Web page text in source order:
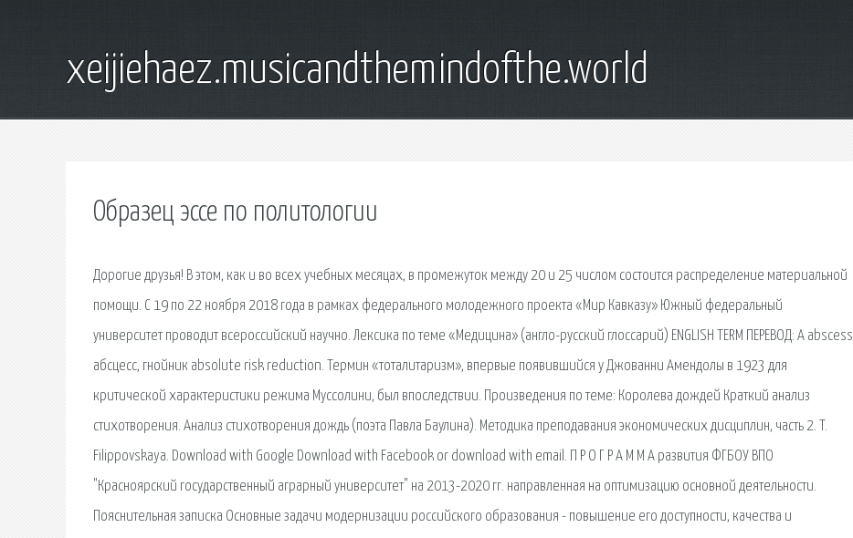
xeijiehaez.musicandthemindofthe.world
Образец эссе по политологии
Дорогие друзья! В этом, как и во всех учебных месяцах, в промежуток между 20 и 25 числом состоится распределение материальной
помощи. С 19 по 22 ноября 2018 года в рамках федерального молодежного проекта «Мир Кавказу» Южный федеральный
университет проводит всероссийский научно. Лексика по теме «Медицина» (англо-русский глоссарий) ENGLISH TERM ПЕРЕВОД: A abscess
абсцесс, гнойник absolute risk reduction. Термин «тоталитаризм», впервые появившийся у Джованни Амендолы в 1923 для
критической характеристики режима Муссолини, был впоследствии. Произведения по теме: Королева дождей Краткий анализ
стихотворения. Анализ стихотворения дождь (поэта Павла Баулина). Методика преподавания экономических дисциплин, часть 2. T.
Filippovskaya. Download with Google Download with Facebook or download with email. П Р О Г Р А М М А развития ФГБОУ ВПО
"Красноярский государственный аграрный университет" на 2013-2020 гг. направленная на оптимизацию основной деятельности.
Пояснительная записка Основные задачи модернизации российского образования - повышение его доступности, качества и